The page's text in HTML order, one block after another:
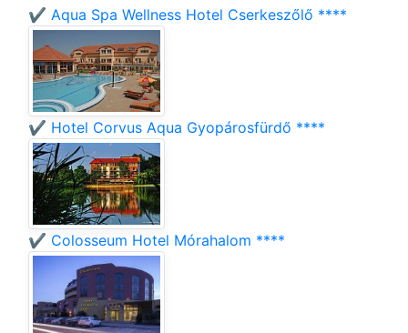
✔️ Aqua Spa Wellness Hotel Cserkeszőlő ****
✔️ Hotel Corvus Aqua Gyopárosfürdő ****
✔️ Colosseum Hotel Mórahalom ****